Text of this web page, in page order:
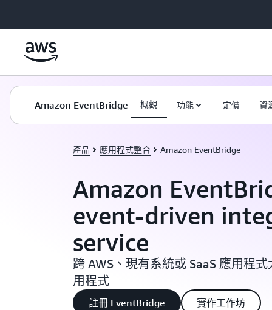
Amazon EventBridge 概觀 功能 定價 資
產品 應用程式整合 Amazon EventBridge
Amazon
event-driven
service
跨 AWS、現有系統或 SaaS 應用程
用程式
註冊 EventBridge 實作工作坊